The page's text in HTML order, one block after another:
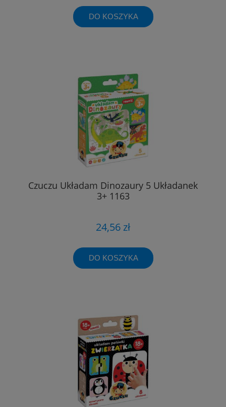
DO KOSZYKA
Czuczu Układam Dinozaury 5 Układanek
3+ 1163
24,56 zł
DO KOSZYKA